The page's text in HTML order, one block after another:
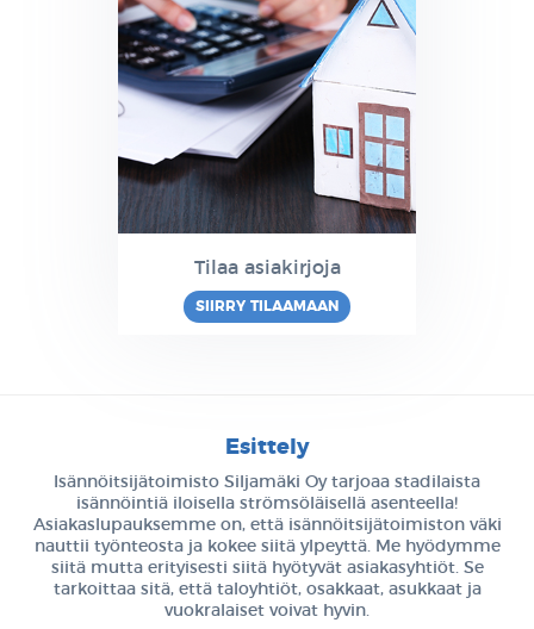
Tilaa asiakirjoja
SIIRRY TILAAMAAN
Esittely
Isännöitsijätoimisto Siljamäki Oy tarjoaa stadilaista
isännöintiä iloisella strömsöläisellä asenteella!
Asiakaslupauksemme on, että isännöitsijätoimiston väki
nauttii työnteosta ja kokee siitä ylpeyttä. Me hyödymme
siitä mutta erityisesti siitä hyötyvät asiakasyhtiöt. Se
tarkoittaa sitä, että taloyhtiöt, osakkaat, asukkaat ja
vuokralaiset voivat hyvin.